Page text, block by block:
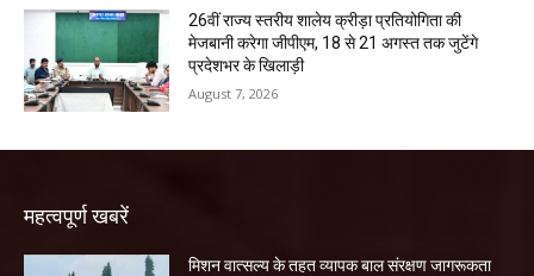
26वीं राज्य स्तरीय शालेय क्रीड़ा प्रतियोगिता की
मेजबानी करेगा जीपीएम, 18 से 21 अगस्त तक जुटेंगे
प्रदेशभर के खिलाड़ी
August 7, 2026
महत्वपूर्ण खबरें
मिशन वात्सल्य के तहत व्यापक बाल संरक्षण जागरूकता